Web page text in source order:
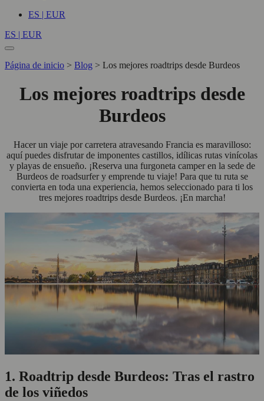
ES | EUR
ES | EUR
Página de inicio > Blog > Los mejores roadtrips desde Burdeos
Los mejores roadtrips desde
Burdeos
Hacer un viaje por carretera atravesando Francia es maravilloso:
aquí puedes disfrutar de imponentes castillos, idílicas rutas vinícolas
y playas de ensueño. ¡Reserva una furgoneta camper en la sede de
Burdeos de roadsurfer y emprende tu viaje! Para que tu ruta se
convierta en toda una experiencia, hemos seleccionado para ti los
tres mejores roadtrips desde Burdeos. ¡En marcha!
1. Roadtrip desde Burdeos: Tras el rastro
de los viñedos